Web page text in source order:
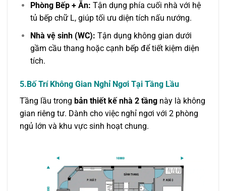
Phòng Bếp + Ăn: Tận dụng phía cuối nhà với hệ
tủ bếp chữ L, giúp tối ưu diện tích nấu nướng.
Nhà vệ sinh (WC): Tận dụng không gian dưới
gầm cầu thang hoặc cạnh bếp để tiết kiệm diện
tích.
5.Bố Trí Không Gian Nghỉ Ngơi Tại Tầng Lầu
Tầng lầu trong bản thiết kế nhà 2 tầng này là không
gian riêng tư. Dành cho việc nghỉ ngơi với 2 phòng
ngủ lớn và khu vực sinh hoạt chung.